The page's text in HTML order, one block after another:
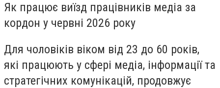
Як працює виїзд працівників медіа за
кордон у червні 2026 року
Для чоловіків віком від 23 до 60 років,
які працюють у сфері медіа, інформації та
стратегічних комунікацій, продовжує